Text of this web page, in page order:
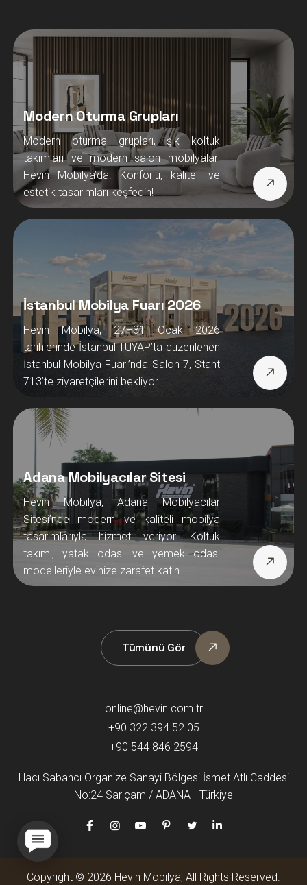
Modern Oturma Grupları
Modern oturma grupları, şık koltuk
takımları ve modern salon mobilyaları
Hevin Mobilya’da. Konforlu, kaliteli ve
estetik tasarımları keşfedin!
İstanbul Mobilya Fuarı 2026
Hevin Mobilya, 27–31 Ocak 2026
tarihlerinde İstanbul TÜYAP’ta düzenlenen
İstanbul Mobilya Fuarı’nda Salon 7, Stant
713’te ziyaretçilerini bekliyor.
Adana Mobilyacılar Sitesi
Hevin Mobilya, Adana Mobilyacılar
Sitesi’nde modern ve kaliteli mobilya
tasarımlarıyla hizmet veriyor. Koltuk
takımı, yatak odası ve yemek odası
modelleriyle evinize zarafet katın.
Tümünü Gör
online@hevin.com.tr
+90 322 394 52 05
+90 544 846 2594
Hacı Sabancı Organize Sanayi Bölgesi İsmet Atlı Caddesi
No:24 Sarıçam / ADANA - Türkiye
Copyright © 2026 Hevin Mobilya, All Rights Reserved.